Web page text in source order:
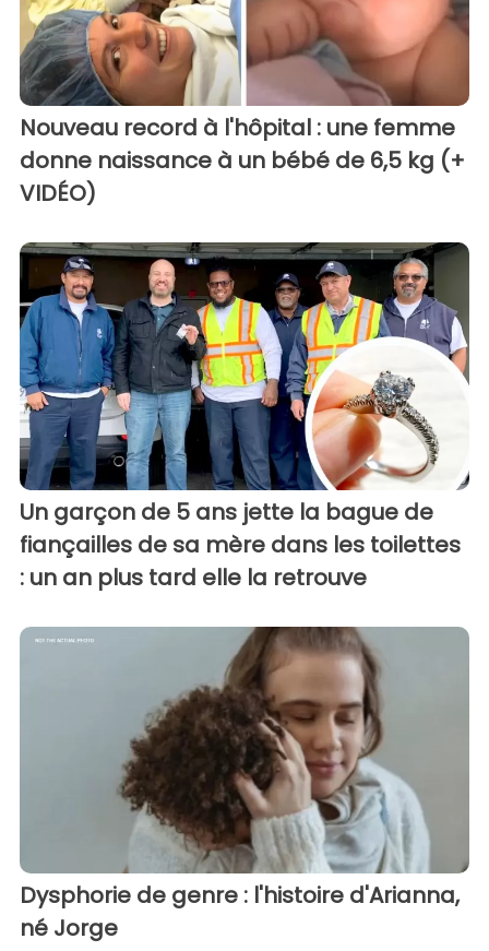
Nouveau record à l'hôpital : une femme
donne naissance à un bébé de 6,5 kg (+
VIDÉO)
Un garçon de 5 ans jette la bague de
fiançailles de sa mère dans les toilettes
: un an plus tard elle la retrouve
Dysphorie de genre : l'histoire d'Arianna,
né Jorge